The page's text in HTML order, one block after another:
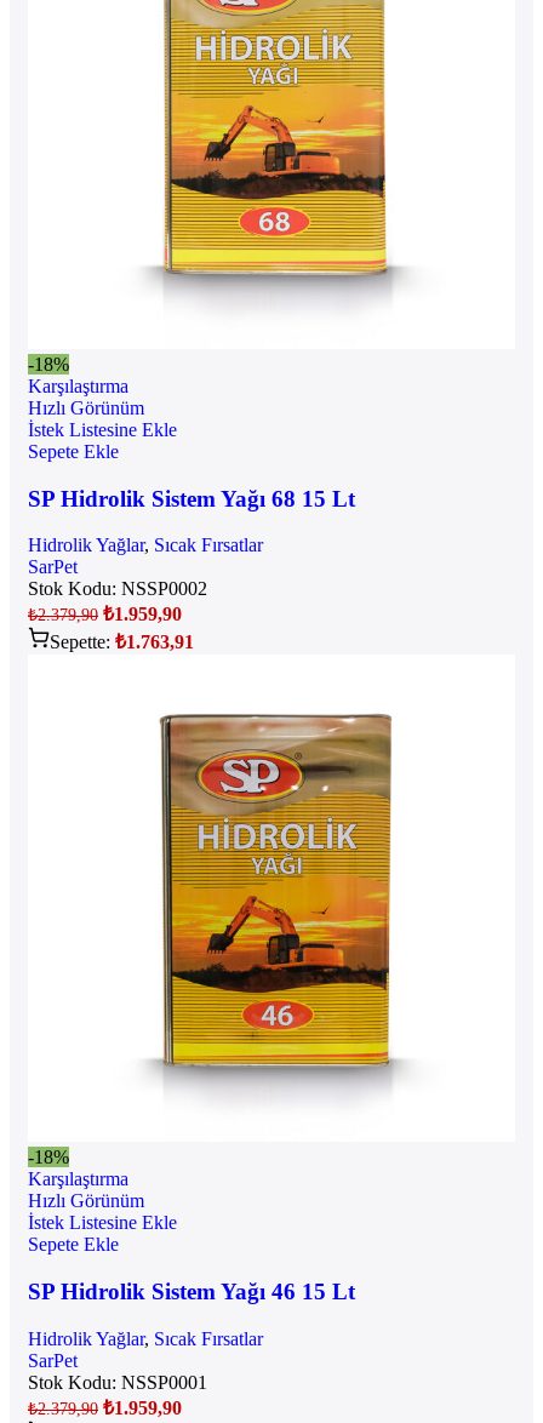
-18%
Karşılaştırma
Hızlı Görünüm
İstek Listesine Ekle
Sepete Ekle
SP Hidrolik Sistem Yağı 68 15 Lt
Hidrolik Yağlar, Sıcak Fırsatlar
SarPet
Stok Kodu: NSSP0002
₺2.379,90 ₺1.959,90
Sepette: ₺1.763,91
-18%
Karşılaştırma
Hızlı Görünüm
İstek Listesine Ekle
Sepete Ekle
SP Hidrolik Sistem Yağı 46 15 Lt
Hidrolik Yağlar, Sıcak Fırsatlar
SarPet
Stok Kodu: NSSP0001
₺2.379,90 ₺1.959,90